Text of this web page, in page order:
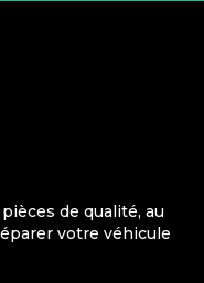
de qualité, au
votre véhicule